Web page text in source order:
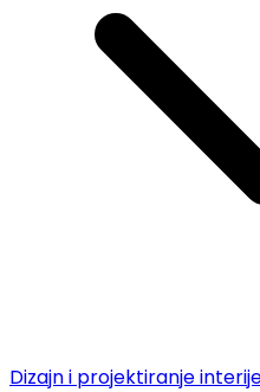
Dizajn i projektiranje